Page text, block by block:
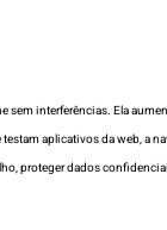
sem interferências. Ela
aplicativos da web, a
proteger dados